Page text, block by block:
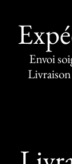
Envoi